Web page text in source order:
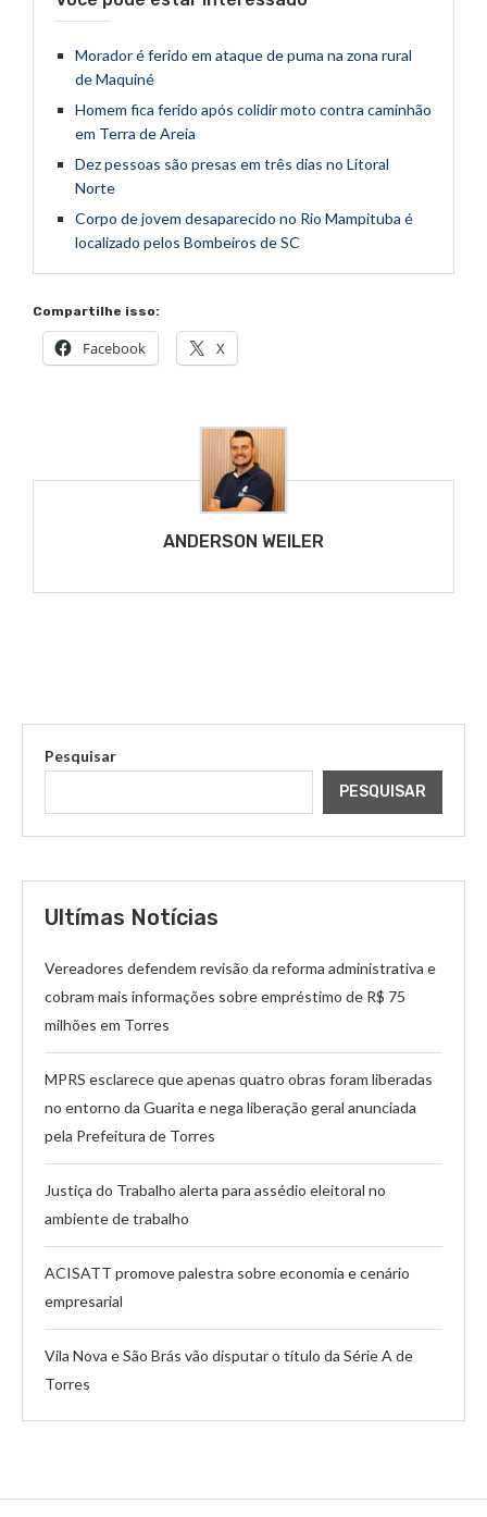
Morador é ferido em ataque de puma na zona rural
de Maquiné
Homem fica ferido após colidir moto contra caminhão
em Terra de Areia
Dez pessoas são presas em três dias no Litoral
Norte
Corpo de jovem desaparecido no Rio Mampituba é
localizado pelos Bombeiros de SC
Compartilhe isso:
Facebook X
ANDERSON WEILER
Pesquisar
PESQUISAR
Ultímas Notícias
Vereadores defendem revisão da reforma administrativa e
cobram mais informações sobre empréstimo de R$ 75
milhões em Torres
MPRS esclarece que apenas quatro obras foram liberadas
no entorno da Guarita e nega liberação geral anunciada
pela Prefeitura de Torres
Justiça do Trabalho alerta para assédio eleitoral no
ambiente de trabalho
ACISATT promove palestra sobre economia e cenário
empresarial
Vila Nova e São Brás vão disputar o título da Série A de
Torres